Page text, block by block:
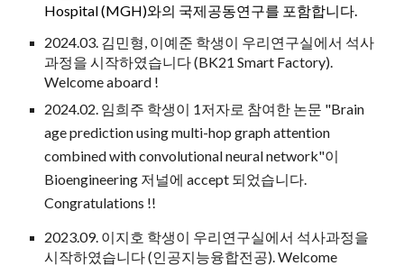
Hospital (MGH)와의 국제공동연구를 포함합니다.
2024.03. 김민형, 이예준 학생이 우리연구실에서 석사
과정을 시작하였습니다 (BK21 Smart Factory).
Welcome aboard !
2024.02. 임희주 학생이 1저자로 참여한 논문 "Brain
age prediction using multi-hop graph attention
combined with convolutional neural network"이
Bioengineering 저널에 accept 되었습니다.
Congratulations !!
2023.09. 이지호 학생이 우리연구실에서 석사과정을
시작하였습니다 (인공지능융합전공). Welcome